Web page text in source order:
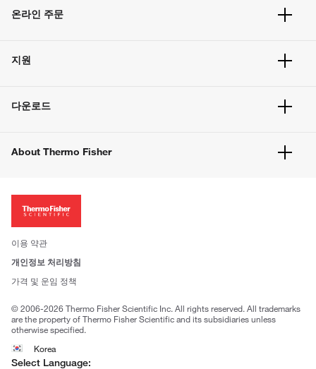
온라인 주문
주문 방법
벌크 주문
지원
고객 센터
웹사이트 개선사항
다운로드
About Thermo Fisher
투자자
사회적 책임
브랜드
이용 약관
개인정보 처리방침
가격 및 운임 정책
© 2006-2026 Thermo Fisher Scientific Inc. All rights reserved. All trademarks
are the property of Thermo Fisher Scientific and its subsidiaries unless
otherwise specified.
Korea
Select Language: